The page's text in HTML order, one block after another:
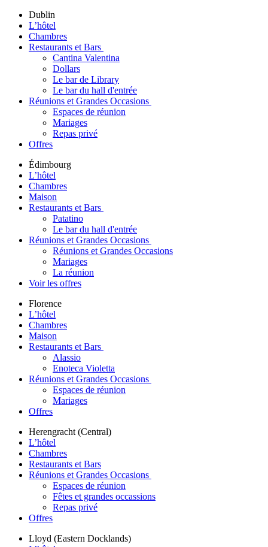
Dublin
L’hôtel
Chambres
Restaurants et Bars
Cantina Valentina
Dollars
Le bar de Library
Le bar du hall d'entrée
Réunions et Grandes Occasions
Espaces de réunion
Mariages
Repas privé
Offres
Édimbourg
L’hôtel
Chambres
Maison
Restaurants et Bars
Patatino
Le bar du hall d'entrée
Réunions et Grandes Occasions
Réunions et Grandes Occasions
Mariages
La réunion
Voir les offres
Florence
L’hôtel
Chambres
Maison
Restaurants et Bars
Alassio
Enoteca Violetta
Réunions et Grandes Occasions
Espaces de réunion
Mariages
Offres
Herengracht (Central)
L’hôtel
Chambres
Restaurants et Bars
Réunions et Grandes Occasions
Espaces de réunion
Fêtes et grandes occassions
Repas privé
Offres
Lloyd (Eastern Docklands)